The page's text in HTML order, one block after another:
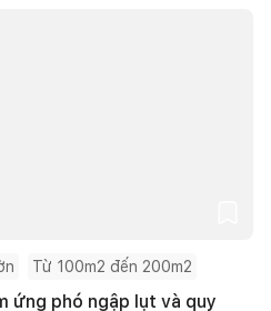
Từ 100m2 đến 200m2
ứng phó ngập lụt và quy